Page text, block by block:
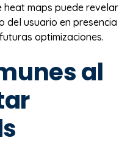
heat maps puede revelar
del usuario en presencia
optimizaciones.
al